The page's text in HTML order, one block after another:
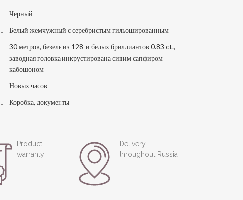
Черный
Белый жемчужный с серебристым гильошированным
30 метров, безель из 128-и белых бриллиантов 0.83 ct.,
заводная головка инкрустирована синим сапфиром
кабошоном
Новых часов
Коробка, документы
Product
warranty
Delivery
throughout Russia